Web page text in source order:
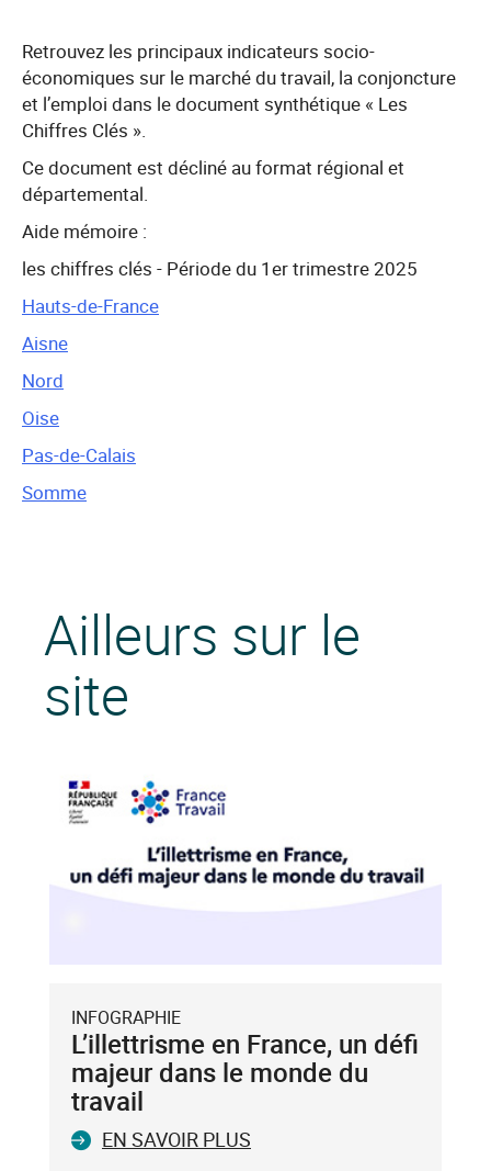
Retrouvez les principaux indicateurs socio-
économiques sur le marché du travail, la conjoncture
et l’emploi dans le document synthétique « Les
Chiffres Clés ».
Ce document est décliné au format régional et
départemental.
Aide mémoire :
les chiffres clés - Période du 1er trimestre 2025
Hauts-de-France
Aisne
Nord
Oise
Pas-de-Calais
Somme
Ailleurs sur le
site
INFOGRAPHIE
L’illettrisme en France, un défi
majeur dans le monde du
travail
EN SAVOIR PLUS